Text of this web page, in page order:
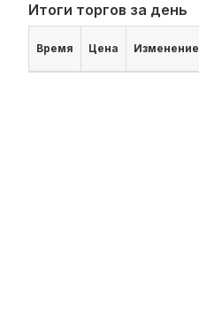
Итоги торгов за день
Время Цена Изменение